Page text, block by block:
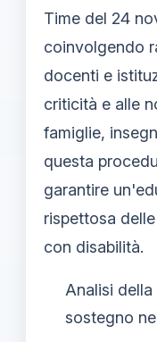
Time del 24
coinvolgendo
docenti e
criticità e alle
famiglie,
questa
garantire
rispettosa
con disabilità.
Analisi
sostegno